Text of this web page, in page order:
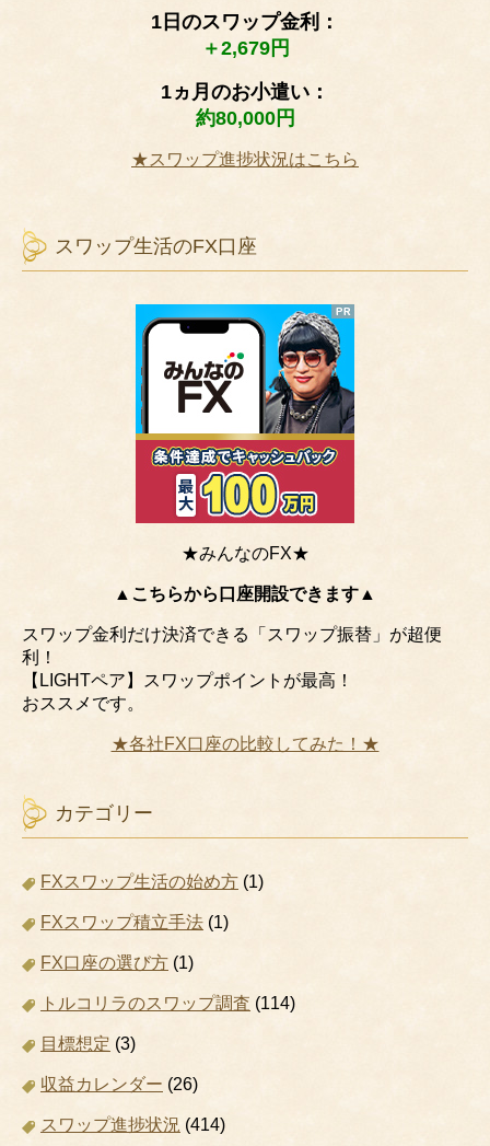
1日のスワップ金利：
＋2,679円
1ヵ月のお小遣い：
約80,000円
★スワップ進捗状況はこちら
スワップ生活のFX口座
★みんなのFX★
▲こちらから口座開設できます▲
スワップ金利だけ決済できる「スワップ振替」が超便
利！
【LIGHTペア】スワップポイントが最高！
おススメです。
★各社FX口座の比較してみた！★
カテゴリー
FXスワップ生活の始め方 (1)
FXスワップ積立手法 (1)
FX口座の選び方 (1)
トルコリラのスワップ調査 (114)
目標想定 (3)
収益カレンダー (26)
スワップ進捗状況 (414)